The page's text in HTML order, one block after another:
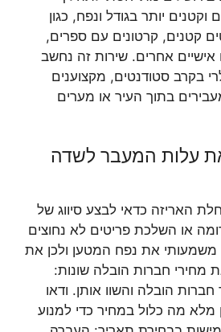
יותר בגודל ונפח, כגון
קטנים, קרטונים עם ספרים,
אישיים אחרים. שירות זה נחשב
בקרב סטודנטים, מקצוענים
בתוך העיר או מערים
עלות המעבר לשדה
האריזה כדאי לבצע סיווג של
או השלכת פריטים לא נחוצים
משמעותי את נפח המטען ולכן את
מחירי חברות הובלה שונות:
הובלה והשוו אותן. ודאו
מה כלול במחיר כדי למנוע